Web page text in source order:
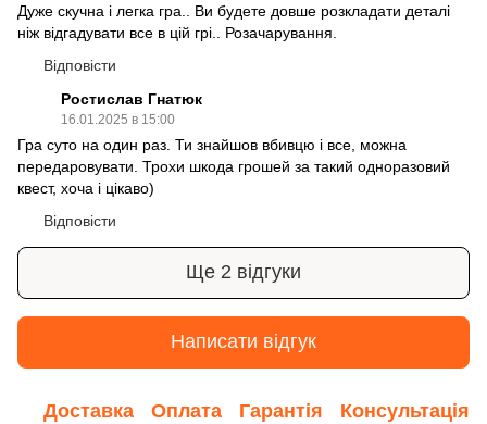
Дуже скучна і легка гра.. Ви будете довше розкладати деталі
ніж відгадувати все в цій грі.. Розачарування.
Відповісти
Ростислав Гнатюк
16.01.2025 в 15:00
Гра суто на один раз. Ти знайшов вбивцю і все, можна
передаровувати. Трохи шкода грошей за такий одноразовий
квест, хоча і цікаво)
Відповісти
Ще 2 відгуки
Написати відгук
Доставка Оплата Гарантія Консультація